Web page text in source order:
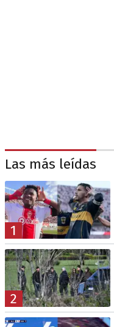
Las más leídas
1
2